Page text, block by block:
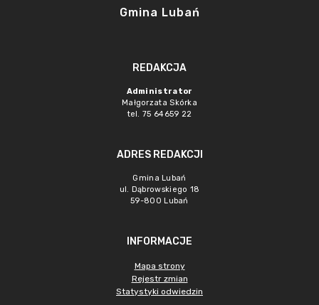
Gmina Lubań
REDAKCJA
Administrator
Małgorzata Skórka
tel. 75 64659 22
ADRES REDAKCJI
Gmina Lubań
ul. Dąbrowskiego 18
59-800 Lubań
INFORMACJE
Mapa strony
Rejestr zmian
Statystyki odwiedzin